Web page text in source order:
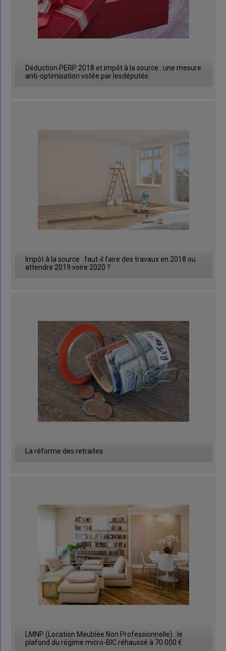
Déduction PERP 2018 et impôt à la source : une mesure
anti-optimisation votée par lesdéputés
Impôt à la source : faut-il faire des travaux en 2018 ou
attendre 2019 voire 2020 ?
La réforme des retraites
LMNP (Location Meublée Non Professionnelle) : le
plafond du régime micro-BIC réhaussé à 70 000 €